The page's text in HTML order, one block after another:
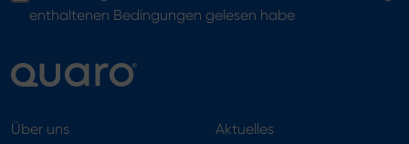
enthaltenen Bedingungen gelesen habe
Über uns
Aktuelles